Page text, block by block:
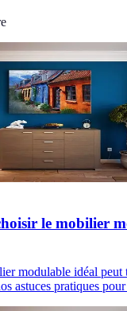
le mobilier
modulable idéal peut
astuces pratiques